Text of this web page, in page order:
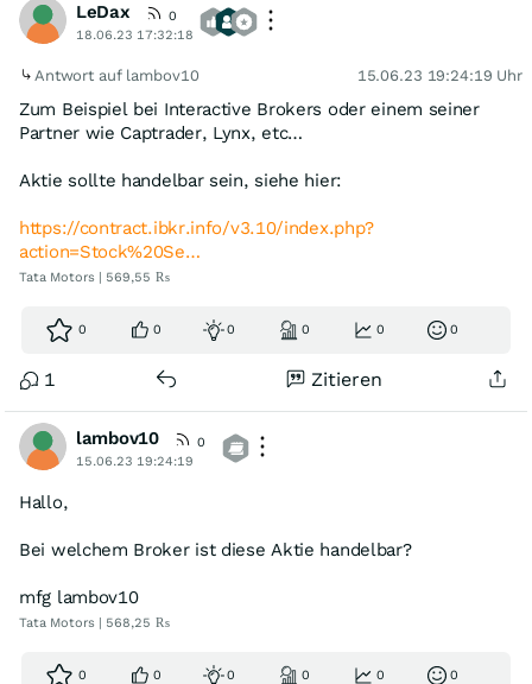
LeDax
0
18.06.23 17:32:18
Antwort auf lambov10 15.06.23 19:24:19 Uhr
Zum Beispiel bei Interactive Brokers oder einem seiner
Partner wie Captrader, Lynx, etc…
Aktie sollte handelbar sein, siehe hier:
https://contract.ibkr.info/v3.10/index.php?
action=Stock%20Se…
Tata Motors | 569,55 ₨
0 0 0 0 0 0
1 Zitieren
lambov10
0
15.06.23 19:24:19
Hallo,
Bei welchem Broker ist diese Aktie handelbar?
mfg lambov10
Tata Motors | 568,25 ₨
0 0 0 0 0 0